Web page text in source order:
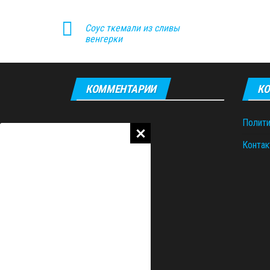
Соус ткемали из сливы
венгерки
КОММЕНТАРИИ